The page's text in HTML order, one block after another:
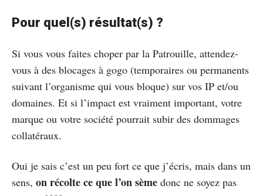
Pour quel(s) résultat(s) ?
Si vous vous faites choper par la Patrouille, attendez-
vous à des blocages à gogo (temporaires ou permanents
suivant l’organisme qui vous bloque) sur vos IP et/ou
domaines. Et si l’impact est vraiment important, votre
marque ou votre société pourrait subir des dommages
collatéraux.
Oui je sais c’est un peu fort ce que j’écris, mais dans un
sens, on récolte ce que l’on sème donc ne soyez pas